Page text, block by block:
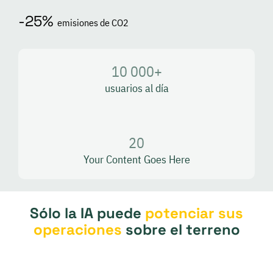
-25% emisiones de CO2
10 000+
usuarios al día
20
Your Content Goes Here
Sólo la IA puede potenciar sus
operaciones sobre el terreno